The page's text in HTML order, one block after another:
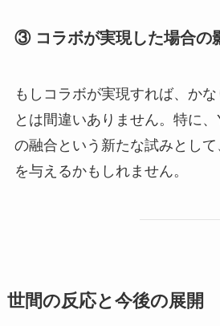
③ コラボが実現した場合の
もしコラボが実現すれば、か
とは間違いありません。特に
の融合という新たな試みとし
を与えるかもしれません。
世間の反応と今後の展開